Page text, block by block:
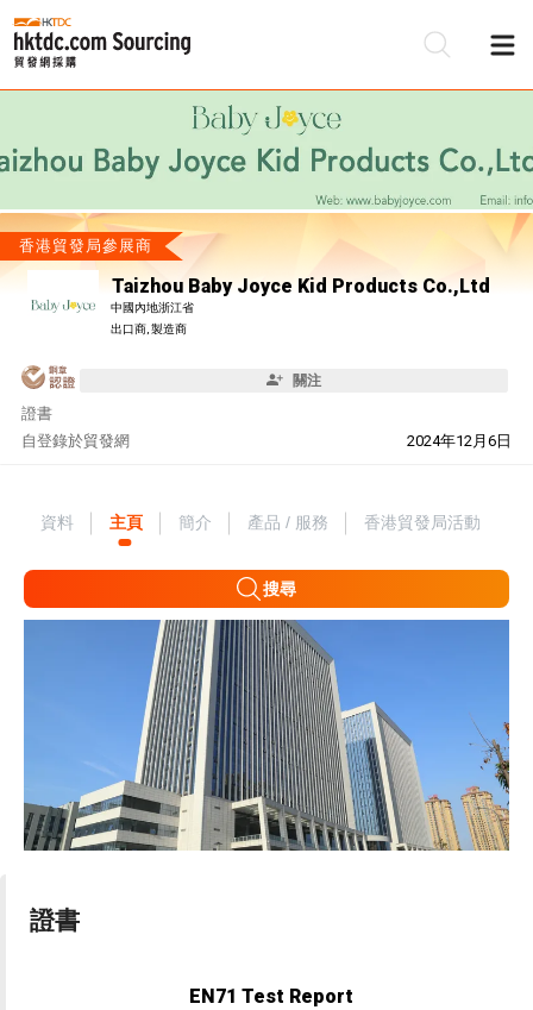
香港貿發局參展商
Taizhou Baby Joyce Kid Products Co.,Ltd
中國內地浙江省
出口商, 製造商
關注
證書
自
2024年12月6日
登錄於貿發網
資料 主頁 簡介 產品 / 服務 香港貿發局活動
搜尋
證書
EN71 Test Report